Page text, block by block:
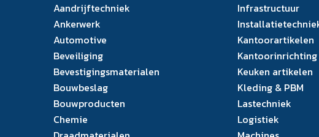
Aandrijftechniek
Ankerwerk
Automotive
Beveiliging
Bevestigingsmaterialen
Bouwbeslag
Bouwproducten
Chemie
Infrastructuur
Kantoorartikelen
Kantoorinrichting
Keuken artikelen
Kleding & PBM
Lastechniek
Logistiek